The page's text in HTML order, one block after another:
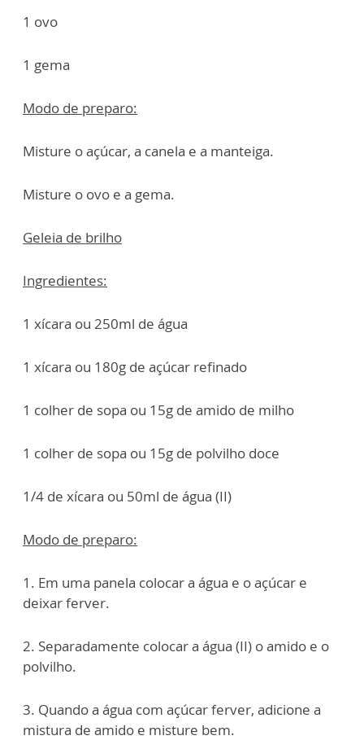
1 ovo
1 gema
Modo de preparo:
Misture o açúcar, a canela e a manteiga.
Misture o ovo e a gema.
Geleia de brilho
Ingredientes:
1 xícara ou 250ml de água
1 xícara ou 180g de açúcar refinado
1 colher de sopa ou 15g de amido de milho
1 colher de sopa ou 15g de polvilho doce
1/4 de xícara ou 50ml de água (II)
Modo de preparo:
1. Em uma panela colocar a água e o açúcar e
deixar ferver.
2. Separadamente colocar a água (II) o amido e o
polvilho.
3. Quando a água com açúcar ferver, adicione a
mistura de amido e misture bem.